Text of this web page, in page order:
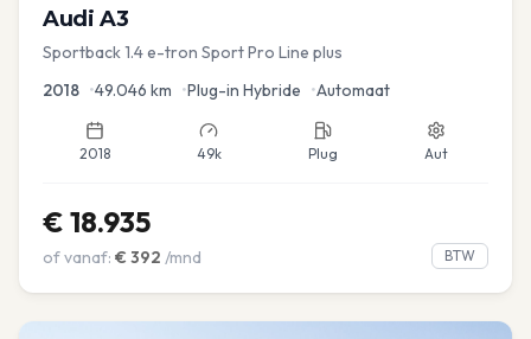
Audi A3
Sportback 1.4 e-tron Sport Pro Line plus
2018 •49.046 km •Plug-in Hybride •Automaat
2018 49k Plug Aut
€ 18.935
of vanaf: € 392 /mnd BTW